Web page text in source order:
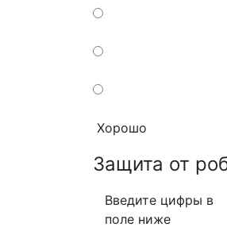
Хорошо
Защита от
Введите цифры в
поле ниже